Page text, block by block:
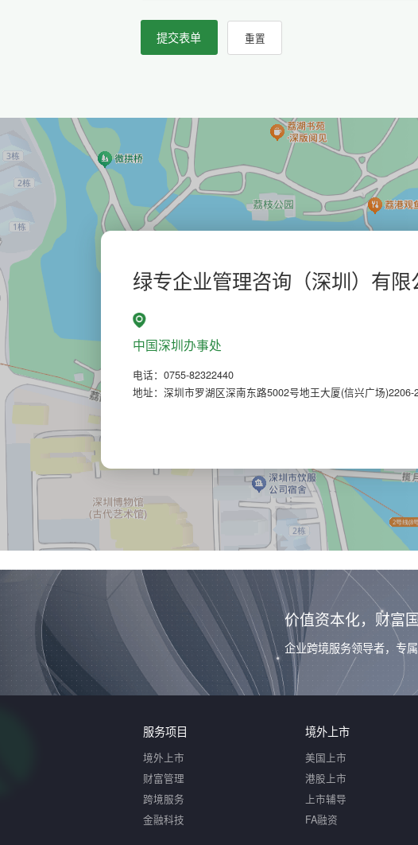
绿专企业管理咨询（深圳）有限
中国深圳办事处
电话：0755-82322440
地址：深圳市罗湖区深南东路5002号地王大厦(信兴广场)2206-
价值资本化，财富
企业跨境服务领导者，专
服务项目
境外上市
财富管理
跨境服务
金融科技
境外上市
美国上市
港股上市
上市辅导
FA融资